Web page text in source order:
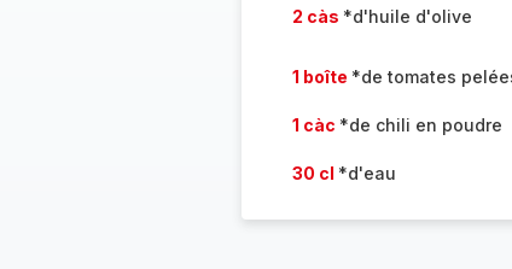
2 càs *d'huile d'olive
1 boîte *de tomates
1 càc *de chili en poudre
30 cl *d'eau